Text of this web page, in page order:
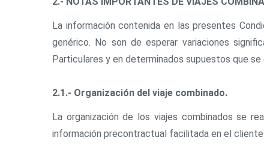
La información contenida en las presentes
genérico. No son de esperar variaciones
Particulares y en determinados supuestos que se
2.1.- Organización del viaje combinado.
La organización de los viajes combinados se
información precontractual facilitada en el